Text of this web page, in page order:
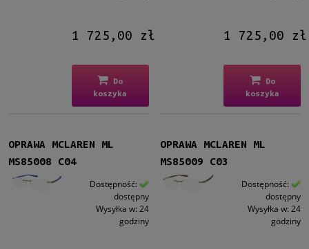
(6)
do
Filtruj
1 725,00 zł
Do
koszyka
1 725,00 zł
Do
koszyka
OPRAWA MCLAREN ML
MS85008 C04
Dostępność:
dostępny
Wysyłka w: 24
godziny
OPRAWA MCLAREN ML
MS85009 C03
Dostępność:
dostępny
Wysyłka w: 24
godziny